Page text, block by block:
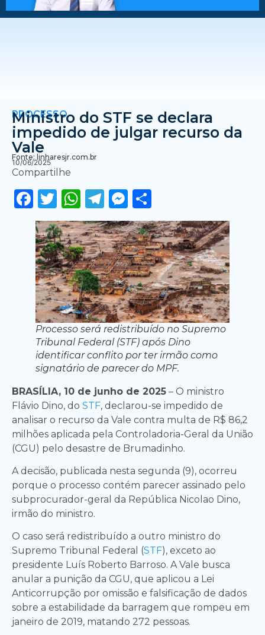
PROCESSO
Ministro do STF se declara
impedido de julgar recurso da
Vale
Fonte: linharesjr.com.br
10/06/2025
Compartilhe
Facebook
Twitter
WhatsApp
Telegram
Messenger
Processo será redistribuído no Supremo
Tribunal Federal (STF) após Dino
identificar conflito por ter irmão como
signatário de parecer do MPF.
BRASÍLIA, 10 de junho de 2025 – O ministro
Flávio Dino, do STF, declarou-se impedido de
analisar o recurso da Vale contra multa de R$ 86,2
milhões aplicada pela Controladoria-Geral da União
(CGU) pelo desastre de Brumadinho.
A decisão, publicada nesta segunda (9), ocorreu
porque o processo contém parecer assinado pelo
subprocurador-geral da República Nicolao Dino,
irmão do ministro.
O caso será redistribuído a outro ministro do
Supremo Tribunal Federal (STF), exceto ao
presidente Luís Roberto Barroso. A Vale busca
anular a punição da CGU, que aplicou a Lei
Anticorrupção por omissão e falsificação de dados
sobre a estabilidade da barragem que rompeu em
janeiro de 2019, matando 272 pessoas.